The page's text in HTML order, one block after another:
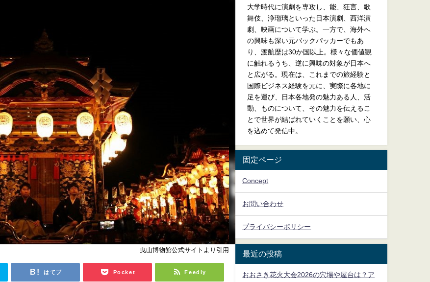
曳山博物館公式サイトより引用
はてブ Pocket Feedly
大学時代に演劇を専攻し、能、狂言、歌
舞伎、浄瑠璃といった日本演劇、西洋演
劇、映画について学ぶ。一方で、海外へ
の興味も深い元バックパッカーでもあ
り、渡航歴は30か国以上。様々な価値観
に触れるうち、逆に興味の対象が日本へ
と広がる。現在は、これまでの旅経験と
国際ビジネス経験を元に、実際に各地に
足を運び、日本各地発の魅力ある人、活
動、ものについて、その魅力を伝えるこ
とで世界が結ばれていくことを願い、心
を込めて発信中。
固定ページ
Concept
お問い合わせ
プライバシーポリシー
最近の投稿
おおさき花火大会2026の穴場や屋台は？ア